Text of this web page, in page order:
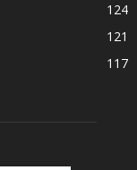
124
121
117